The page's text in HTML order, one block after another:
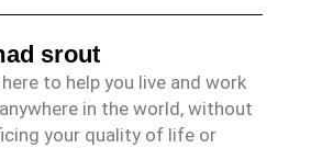
srout
here to help you live and work
in the world, without
your quality of life or